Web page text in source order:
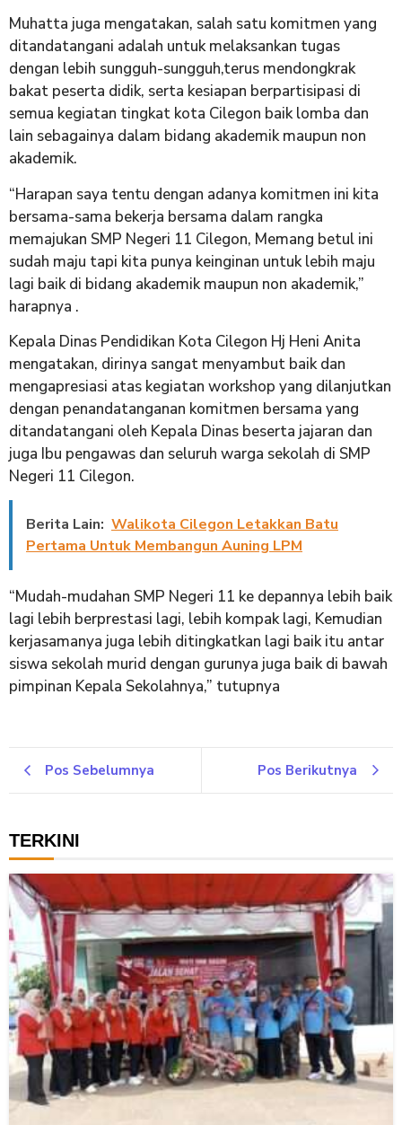
Muhatta juga mengatakan, salah satu komitmen yang
ditandatangani adalah untuk melaksankan tugas
dengan lebih sungguh-sungguh,terus mendongkrak
bakat peserta didik, serta kesiapan berpartisipasi di
semua kegiatan tingkat kota Cilegon baik lomba dan
lain sebagainya dalam bidang akademik maupun non
akademik.
“Harapan saya tentu dengan adanya komitmen ini kita
bersama-sama bekerja bersama dalam rangka
memajukan SMP Negeri 11 Cilegon, Memang betul ini
sudah maju tapi kita punya keinginan untuk lebih maju
lagi baik di bidang akademik maupun non akademik,”
harapnya .
Kepala Dinas Pendidikan Kota Cilegon Hj Heni Anita
mengatakan, dirinya sangat menyambut baik dan
mengapresiasi atas kegiatan workshop yang dilanjutkan
dengan penandatanganan komitmen bersama yang
ditandatangani oleh Kepala Dinas beserta jajaran dan
juga Ibu pengawas dan seluruh warga sekolah di SMP
Negeri 11 Cilegon.
Berita Lain: Walikota Cilegon Letakkan Batu
Pertama Untuk Membangun Auning LPM
“Mudah-mudahan SMP Negeri 11 ke depannya lebih baik
lagi lebih berprestasi lagi, lebih kompak lagi, Kemudian
kerjasamanya juga lebih ditingkatkan lagi baik itu antar
siswa sekolah murid dengan gurunya juga baik di bawah
pimpinan Kepala Sekolahnya,” tutupnya
Pos Sebelumnya Pos Berikutnya
TERKINI